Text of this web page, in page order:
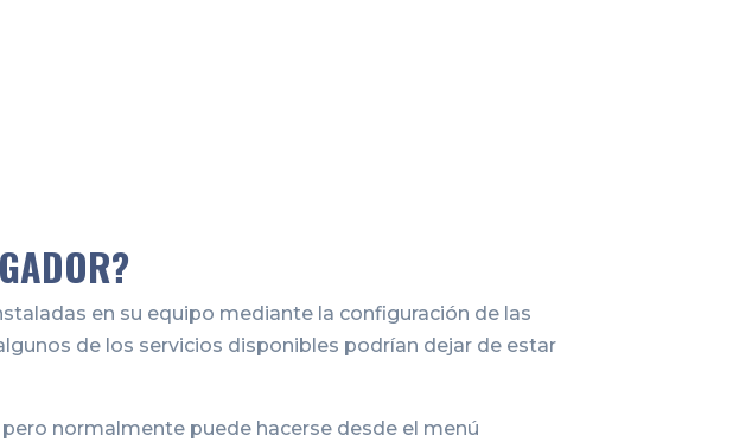
en su equipo mediante la configuración de las
de los servicios disponibles podrían dejar de estar
normalmente puede hacerse desde el menú